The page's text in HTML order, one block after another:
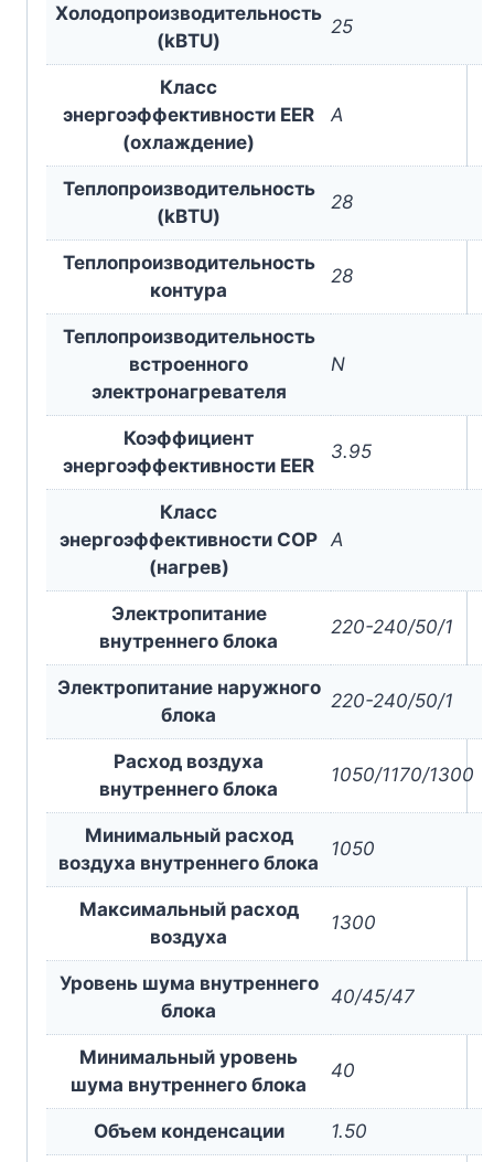
Холодопроизводительность
(kBTU)
25
Класс
энергоэффективности EER
(охлаждение)
A
Теплопроизводительность
(kBTU)
28
Теплопроизводительность
контура
28
Теплопроизводительность
встроенного
электронагревателя
N
Коэффициент
энергоэффективности EER
3.95
Класс
энергоэффективности COP
(нагрев)
A
Электропитание
внутреннего блока
220-240/50/1
Электропитание наружного
блока
220-240/50/1
Расход воздуха
внутреннего блока
1050/1170/1300
Минимальный расход
воздуха внутреннего блока
1050
Максимальный расход
воздуха
1300
Уровень шума внутреннего
блока
40/45/47
Минимальный уровень
шума внутреннего блока
40
Объем конденсации 1.50